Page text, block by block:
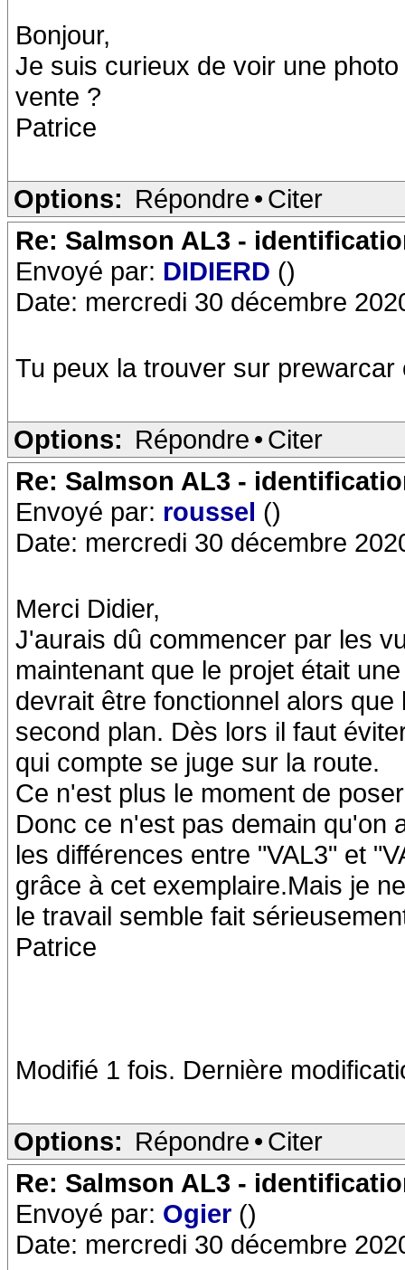
Bonjour,
Je suis curieux de voir une
vente ?
Patrice
Options: Répondre • Citer
Re: Salmson AL3 -
Envoyé par: DIDIERD ()
Date: mercredi 30 décembre
Tu peux la trouver sur
Options: Répondre • Citer
Re: Salmson AL3 -
Envoyé par: roussel ()
Date: mercredi 30 décembre
Merci Didier,
J'aurais dû commencer par les
maintenant que le projet était
devrait être fonctionnel alors
second plan. Dès lors il faut
qui compte se juge sur la route.
Ce n'est plus le moment de
Donc ce n'est pas demain qu'on
les différences entre "VAL3" et
grâce à cet exemplaire.Mais je
le travail semble fait
Patrice
Modifié 1 fois. Dernière
Options: Répondre • Citer
Re: Salmson AL3 -
Envoyé par: Ogier ()
Date: mercredi 30 décembre